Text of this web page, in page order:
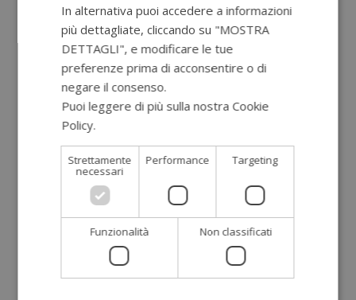
INTESTINO
PERIMENOPAUSA: TRANSIZIONE VERSO LA
MENOPAUSA
OMEGA 3 ED ECCESSO DI INFIAMMAZIONE
Categorie
Alimentazione
Benessere(26)
Chef Fabio Moriconi
In alternativa puoi accedere a informazioni
più dettagliate, cliccando su "MOSTRA
DETTAGLI", e modificare le tue
preferenze prima di acconsentire o di
negare il consenso.
Puoi leggere di più sulla nostra Cookie
Policy.
Strettamente
necessari
Performance Targeting
Funzionalità Non classificati